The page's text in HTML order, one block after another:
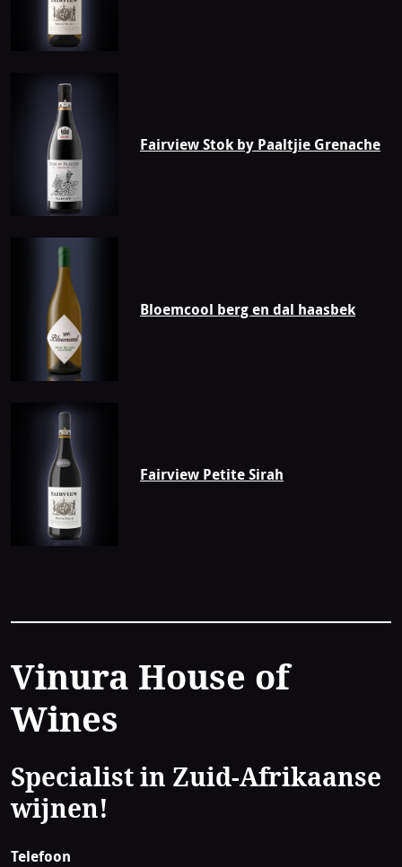
Fairview Stok by Paaltjie Grenache
Bloemcool berg en dal haasbek
Fairview Petite Sirah
Contact
Vinura House of
Wines
Specialist in Zuid-Afrikaanse
wijnen!
Telefoon